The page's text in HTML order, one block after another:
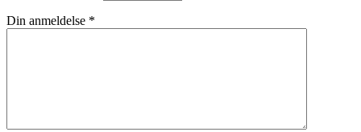
Din anmeldelse *